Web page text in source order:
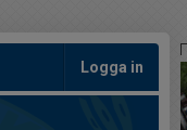
Logga in